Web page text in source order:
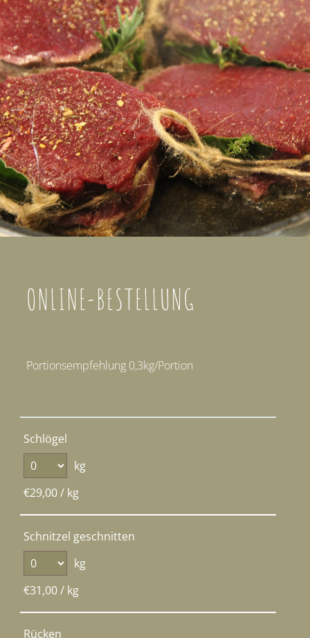
ONLINE-BESTELLUNG
Portionsempfehlung 0,3kg/Portion
Schlögel
kg
€29,00/ kg
Schnitzel geschnitten
kg
€31,00/ kg
Rücken